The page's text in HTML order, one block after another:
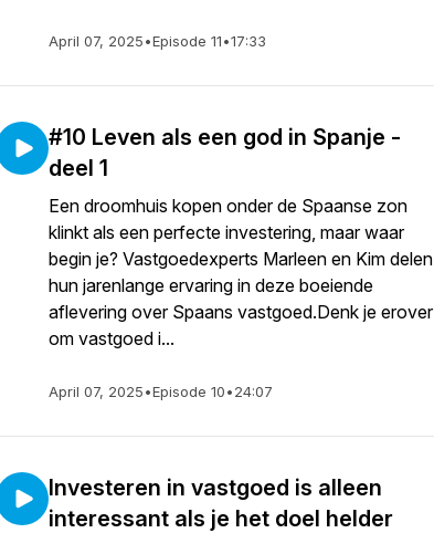
April 07, 2025•Episode 11•17:33
#10 Leven als een god in Spanje -
deel 1
Een droomhuis kopen onder de Spaanse zon
klinkt als een perfecte investering, maar waar
begin je? Vastgoedexperts Marleen en Kim delen
hun jarenlange ervaring in deze boeiende
aflevering over Spaans vastgoed.Denk je erover
om vastgoed i...
April 07, 2025•Episode 10•24:07
Investeren in vastgoed is alleen
interessant als je het doel helder